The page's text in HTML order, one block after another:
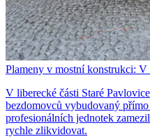
Plameny v mostní konstrukci:
V liberecké části Staré
bezdomovců vybudovaný
profesionálních jednotek
rychle zlikvidovat.